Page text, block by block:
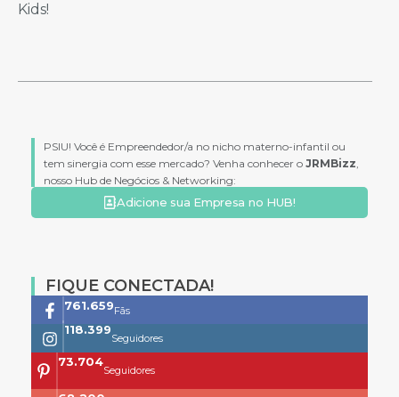
Kids!
PSIU! Você é Empreendedor/a no nicho materno-infantil ou
tem sinergia com esse mercado? Venha conhecer o JRMBizz
nosso Hub de Negócios & Networking:
Adicione sua Empresa no HUB!
FIQUE CONECTADA!
761.659Fãs
118.399
Seguidores
73.704
Seguidores